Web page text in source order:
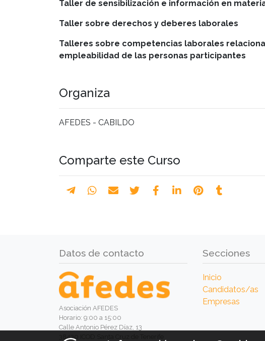
Taller de sensibilización e información en
Taller sobre derechos y deberes laborales
Talleres sobre competencias laborales
empleabilidad de las personas participantes
Organiza
AFEDES - CABILDO
Comparte este Curso
Datos de contacto
Asociación AFEDES
Horario: 9:00 a 15:00
Calle Antonio Pérez Díaz, 13
38430 ICOD Santa Cruz de Tenerife
Secciones
Inicio
Candidatos/as
Empresas